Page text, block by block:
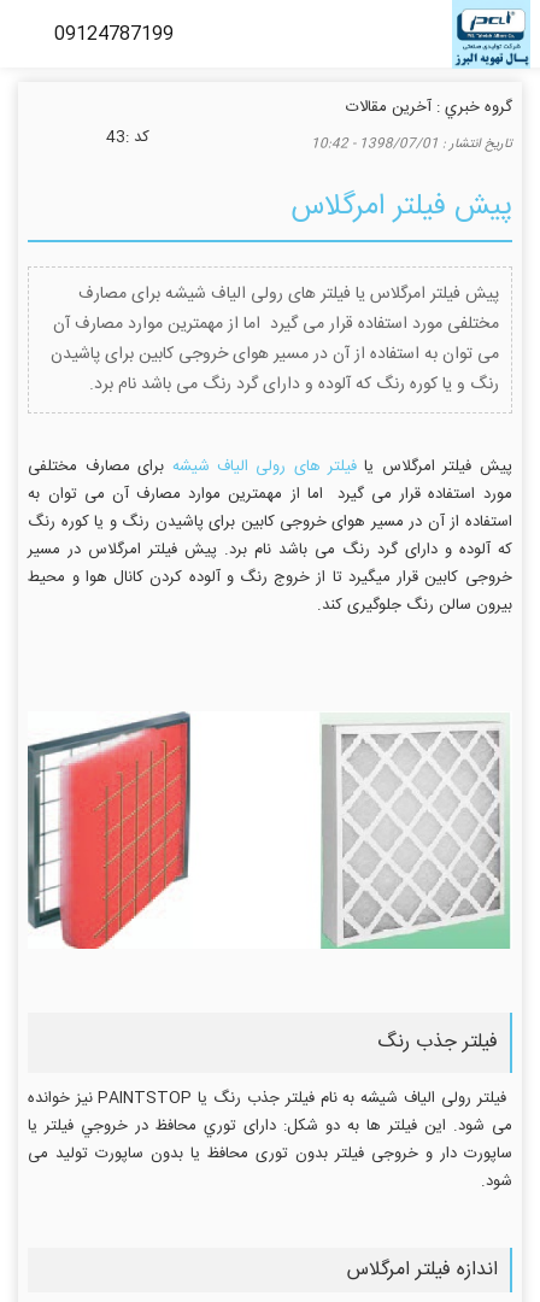
گروه خبري :آخرین مقالات
تاريخ انتشار : 1398/07/01 - 10:42 كد :43
پیش فیلتر امرگلاس
پیش فیلتر امرگلاس یا فیلتر های رولی الیاف شیشه برای مصارف
مختلفی مورد استفاده قرار می گیرد اما از مهمترین موارد مصارف آن
می توان به استفاده از آن در مسیر هوای خروجی کابین برای پاشیدن
رنگ و یا کوره رنگ که آلوده و دارای گرد رنگ می باشد نام برد.
پیش فیلتر امرگلاس یا فیلتر های رولی الیاف شیشه برای مصارف مختلفی
مورد استفاده قرار می گیرد اما از مهمترین موارد مصارف آن می توان به
استفاده از آن در مسیر هوای خروجی کابین برای پاشیدن رنگ و یا کوره رنگ
که آلوده و دارای گرد رنگ می باشد نام برد. پیش فیلتر امرگلاس در مسیر
خروجی کابین قرار میگیرد تا از خروج رنگ و آلوده کردن کانال هوا و محیط
بیرون سالن رنگ جلوگیری کند.
فیلتر جذب رنگ
فیلتر رولی الیاف شیشه به نام فیلتر جذب رنگ یا PAINTSTOP نیز خوانده
می شود. این فیلتر ها به دو شکل: دارای توري محافظ در خروجي فیلتر یا
ساپورت دار و خروجی فیلتر بدون توری محافظ یا بدون ساپورت تولید می
شود.
اندازه فیلتر امرگلاس